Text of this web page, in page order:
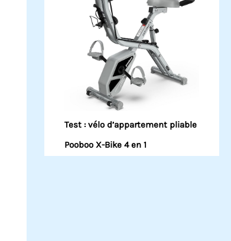
Test : vélo d’appartement pliable
Pooboo X-Bike 4 en 1